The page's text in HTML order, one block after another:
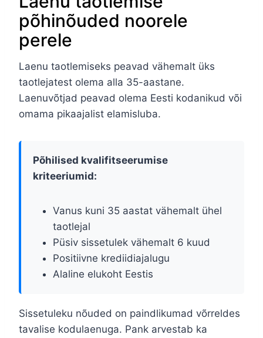
põhinõuded noorele
perele
Laenu taotlemiseks peavad vähemalt üks
taotlejatest olema alla 35-aastane.
Laenuvõtjad peavad olema Eesti kodanikud või
omama pikaajalist elamisluba.
Põhilised kvalifitseerumise
kriteeriumid:
Vanus kuni 35 aastat vähemalt ühel
taotlejal
Püsiv sissetulek vähemalt 6 kuud
Positiivne krediidiajalugu
Alaline elukoht Eestis
Sissetuleku nõuded on paindlikumad võrreldes
tavalise kodulaenuga. Pank arvestab ka